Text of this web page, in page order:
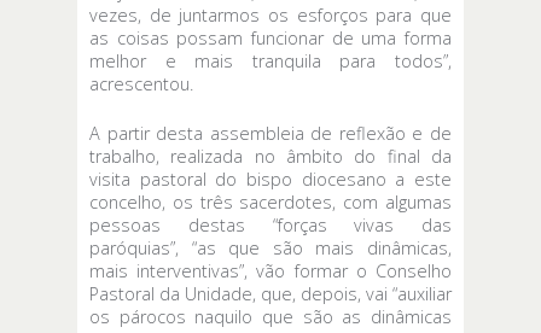
vezes, de juntarmos os esforços para que
as coisas possam funcionar de uma forma
melhor e mais tranquila para todos”,
acrescentou.
A partir desta assembleia de reflexão e de
trabalho, realizada no âmbito do final da
visita pastoral do bispo diocesano a este
concelho, os três sacerdotes, com algumas
pessoas destas “forças vivas das
paróquias”, “as que são mais dinâmicas,
mais interventivas”, vão formar o Conselho
Pastoral da Unidade, que, depois, vai “auxiliar
os párocos naquilo que são as dinâmicas